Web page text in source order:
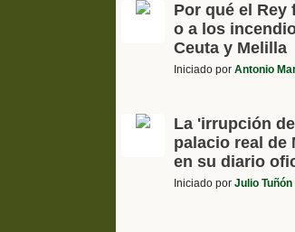
Por qué el Rey
o a los
Ceuta y Melilla
Iniciado porAntonio
La 'irrupción
palacio real de
en su diario
Iniciado porJulio Tuñón